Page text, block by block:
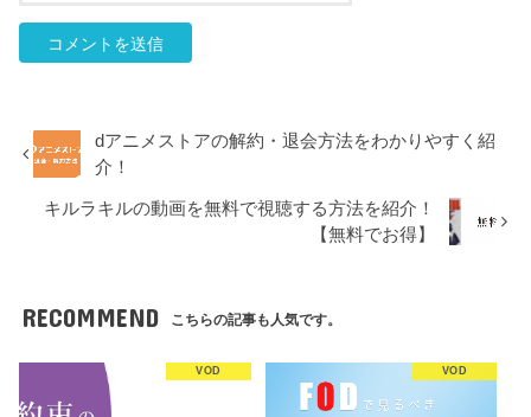
dアニメストアの解約・退会方法をわかりやすく紹
介！
キルラキルの動画を無料で視聴する方法を紹介！
【無料でお得】
RECOMMEND こちらの記事も人気です。
VOD VOD